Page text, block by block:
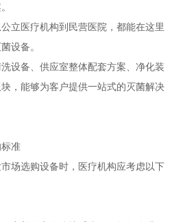
立医疗机构到民营医院，都能在这里
设备。
设备、供应室整体配套方案、净化装
，能够为客户提供一站式的灭菌解决
准
场选购设备时，医疗机构应考虑以下